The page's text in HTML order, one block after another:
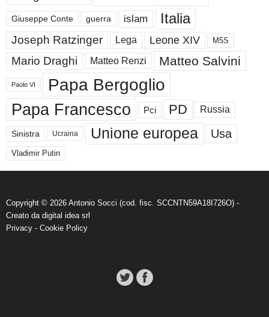
Giuseppe Conte guerra islam Italia
Joseph Ratzinger Lega Leone XIV M5S
Mario Draghi Matteo Renzi Matteo Salvini
Paolo VI Papa Bergoglio
Papa Francesco Pci PD Russia
Sinistra Ucraina Unione europea Usa
Vladimir Putin
Copyright © 2026 Antonio Socci (cod. fisc. SCCNTN59A18I726O) -
Creato da digital idea srl
Privacy - Cookie Policy